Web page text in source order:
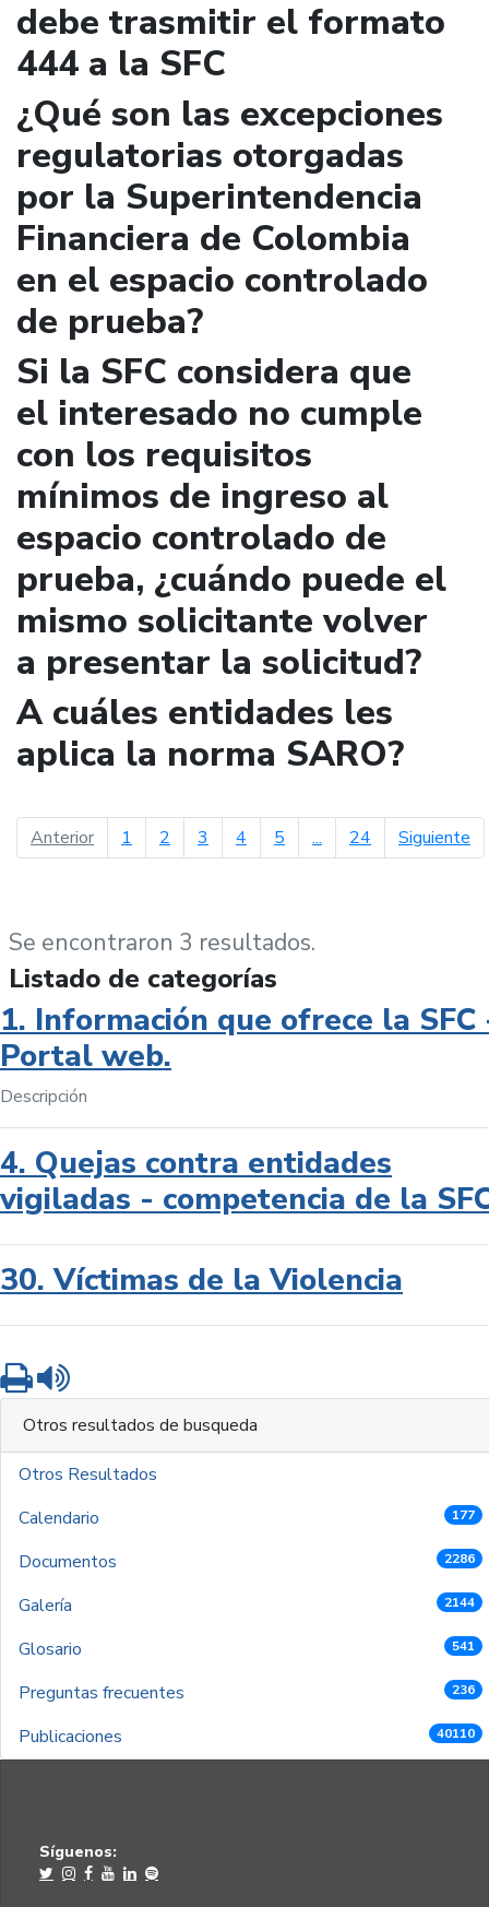
debe trasmitir el formato
444 a la SFC
¿Qué son las excepciones
regulatorias otorgadas
por la Superintendencia
Financiera de Colombia
en el espacio controlado
de prueba?
Si la SFC considera que
el interesado no cumple
con los requisitos
mínimos de ingreso al
espacio controlado de
prueba, ¿cuándo puede el
mismo solicitante volver
a presentar la solicitud?
A cuáles entidades les
aplica la norma SARO?
Anteriorpágina anterior
1 2 3 4 5 ... 24 Siguiente
Se encontraron 3 resultados.
Listado de categorías
1. Información que ofrece la SFC
Portal web.
Descripción
4. Quejas contra entidades
vigiladas - competencia de la
30. Víctimas de la Violencia
Imprimir
Otros resultados de busqueda
Otros Resultados
Calendario
177
Documentos 2286
Galería 2144
Glosario 541
Preguntas frecuentes 236
Publicaciones 40110
Síguenos: